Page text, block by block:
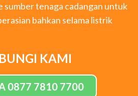
sumber tenaga cadangan untuk
bahkan selama listrik
KAMI
0877 7810 7700